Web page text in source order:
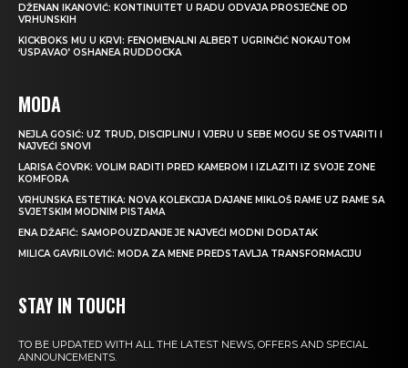
DŽENAN IKANOVIĆ: KONTINUITET U RADU ODVAJA PROSJEČNE OD
VRHUNSKIH
KICKBOKS MU U KRVI: FENOMENALNI ALBERT UGRINČIĆ NOKAUTOM
‘USPAVAO’ OSHANEA RUDDOCKA
MODA
NEJLA GOSIĆ: UZ TRUD, DISCIPLINU I VJERU U SEBE MOGU SE OSTVARITI I
NAJVEĆI SNOVI
LARISA ČOVRK: VOLIM RADITI PRED KAMEROM I IZLAZITI IZ SVOJE ZONE
KOMFORA
VRHUNSKA ESTETIKA: NOVA KOLEKCIJA DAJANE MIKLOŠ RAME UZ RAME SA
SVJETSKIM MODNIM PISTAMA
ENA DŽAFIĆ: SAMOPOUZDANJE JE NAJVEĆI MODNI DODATAK
MILICA GAVRILOVIĆ: MODA ZA MENE PREDSTAVLJA TRANSFORMACIJU
STAY IN TOUCH
TO BE UPDATED WITH ALL THE LATEST NEWS, OFFERS AND SPECIAL
ANNOUNCEMENTS.